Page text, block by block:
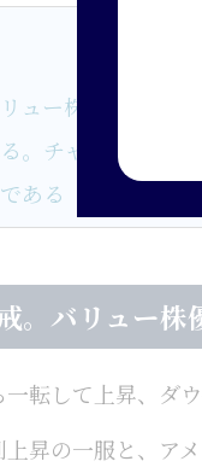
ュー株優位が示す
。チャンスはその
ある
。バリュー株
転して上昇、ダ
上昇の一服と、ア